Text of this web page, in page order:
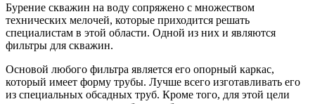
Бурение скважин на воду сопряжено с множеством
технических мелочей, которые приходится решать
специалистам в этой области. Одной из них и являются
фильтры для скважин.
Основой любого фильтра является его опорный каркас,
который имеет форму трубы. Лучше всего изготавливать его
из специальных обсадных труб. Кроме того, для этой цели